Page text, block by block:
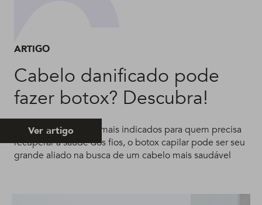
ARTIGO
Cabelo danificado pode
fazer botox? Descubra!
Um dos tratamentos mais indicados para quem precisa
recuperar a saúde dos fios, o botox capilar pode ser seu
grande aliado na busca de um cabelo mais saudável
Ver artigo